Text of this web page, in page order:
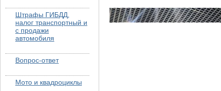
Штрафы ГИБДД,
налог транспортный и
с продажи
автомобиля
Вопрос-ответ
Мото и квадроциклы